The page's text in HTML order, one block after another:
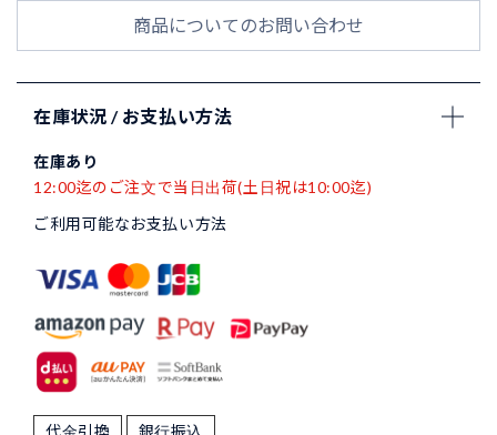
商品についてのお問い合わせ
在庫状況 / お支払い方法
在庫あり
12:00迄のご注文で当日出荷(土日祝は10:00迄)
ご利用可能なお支払い方法
代金引換 銀行振込